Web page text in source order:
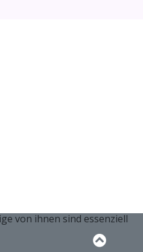
von ihnen sind essenziell